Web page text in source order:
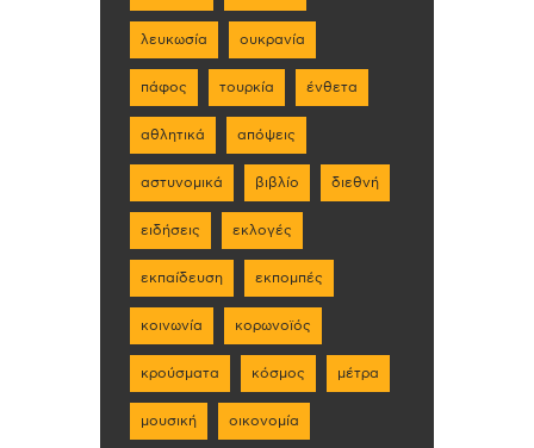
λευκωσία ουκρανία
πάφος τουρκία ένθετα
αθλητικά απόψεις
αστυνομικά βιβλίο διεθνή
ειδήσεις εκλογές
εκπαίδευση εκπομπές
κοινωνία κορωνοϊός
κρούσματα κόσμος μέτρα
μουσική οικονομία